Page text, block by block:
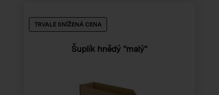
TRVALE SNÍŽENÁ CENA
Šuplík hnědý "malý"